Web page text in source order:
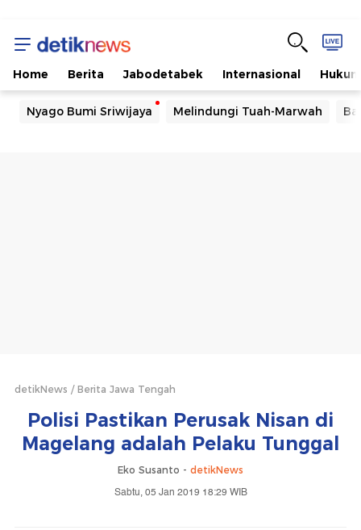
Home Berita Jabodetabek Internasional Hukum
Nyago Bumi Sriwijaya Melindungi Tuah-Marwah
detikNews Berita Jawa Tengah
Polisi Pastikan Perusak Nisan di
Magelang adalah Pelaku Tunggal
Eko Susanto - detikNews
Sabtu, 05 Jan 2019 18:29 WIB